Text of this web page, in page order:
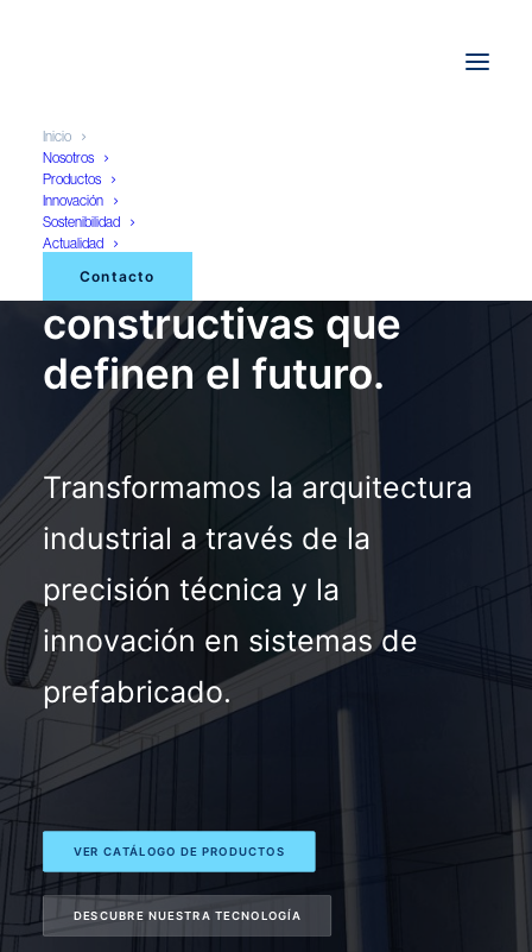
Inicio
Nosotros
Productos
Innovación
Sostenibilidad
Actualidad
Contacto
PREARSA
Soluciones
constructivas que
definen el futuro.
Transformamos la arquitectura
industrial a través de la
precisión técnica y la
innovación en sistemas de
prefabricado.
VER CATÁLOGO DE PRODUCTOS
DESCUBRE NUESTRA TECNOLOGÍA